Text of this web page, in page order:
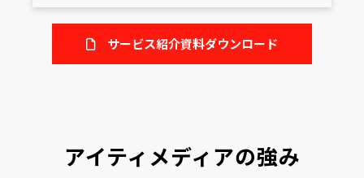
サービス紹介資料ダウンロード
アイティメディアの強み